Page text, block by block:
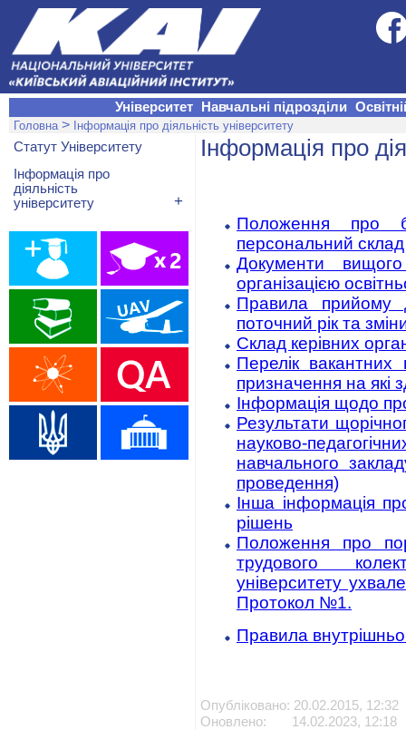
Університет Навчальні підрозділи
Головна > Інформація про діяльність університету
Інформація про
Положення про
персональний склад
Документи
організацією
Правила прийому
поточний рік та
Склад керівних
Перелік
призначення на які
Інформація щодо
Результати
науково-
навчального
проведення)
Інша інформація
рішень
Положення про
трудового
університету
Протокол №1.
Правила
Опубліковано: 20.02.2015, 12:32
Оновлено: 14.02.2023, 12:18
Статут Університету
Інформація про
діяльність
університету
+